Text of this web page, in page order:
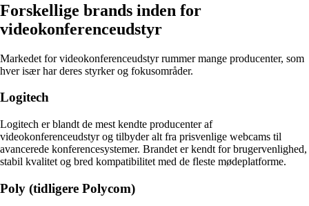
Forskellige brands inden for
videokonferenceudstyr
Markedet for videokonferenceudstyr rummer mange producenter, som
hver især har deres styrker og fokusområder.
Logitech
Logitech er blandt de mest kendte producenter af
videokonferenceudstyr og tilbyder alt fra prisvenlige webcams til
avancerede konferencesystemer. Brandet er kendt for brugervenlighed,
stabil kvalitet og bred kompatibilitet med de fleste mødeplatforme.
Poly (tidligere Polycom)